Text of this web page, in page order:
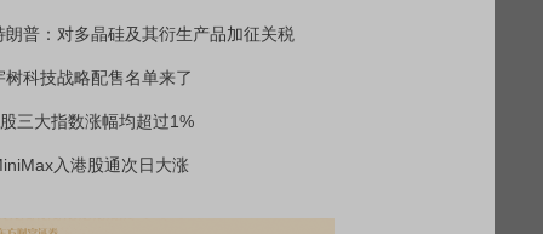
朗普：对多晶硅及其衍生产品加征关税
树科技战略配售名单来了
三大指数涨幅均超过1%
入港股通次日大涨